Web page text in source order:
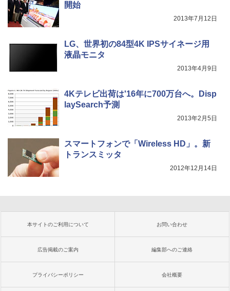
開始
2013年7月12日
LG、世界初の84型4K IPSサイネージ用
液晶モニタ
2013年4月9日
4Kテレビ出荷は'16年に700万台へ。Disp
laySearch予測
2013年2月5日
スマートフォンで「Wireless HD」。新
トランスミッタ
2012年12月14日
本サイトのご利用について お問い合わせ
広告掲載のご案内 編集部へのご連絡
プライバシーポリシー 会社概要